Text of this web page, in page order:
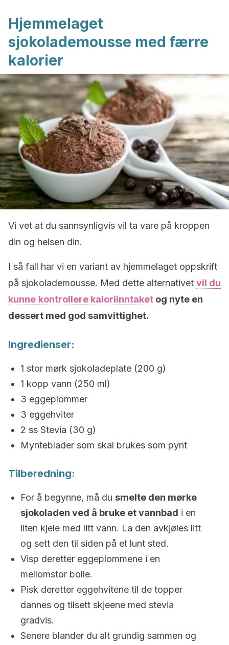
Hjemmelaget
sjokolademousse med færre
kalorier
Vi vet at du sannsynligvis vil ta vare på kroppen
din og helsen din.
I så fall har vi en variant av hjemmelaget oppskrift
på sjokolademousse. Med dette alternativet vil du
kunne kontrollere kaloriinntaket og nyte en
dessert med god samvittighet.
Ingredienser:
1 stor mørk sjokoladeplate (200 g)
1 kopp vann (250 ml)
3 eggeplommer
3 eggehviter
2 ss Stevia (30 g)
Mynteblader som skal brukes som pynt
Tilberedning:
For å begynne, må du smelte den mørke
sjokoladen ved å bruke et vannbad i en
liten kjele med litt vann. La den avkjøles litt
og sett den til siden på et lunt sted.
Visp deretter eggeplommene i en
mellomstor bolle.
Pisk deretter eggehvitene til de topper
dannes og tilsett skjeene med stevia
gradvis.
Senere blander du alt grundig sammen og